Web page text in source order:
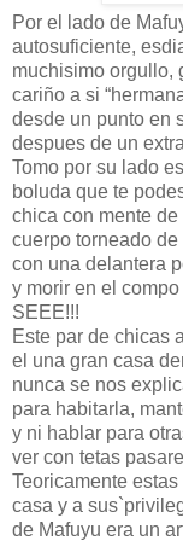
Por el lado de
autosuficiente,
muchisimo orgullo,
cariño a si
desde un punto en
despues de un
Tomo por su lado
boluda que te
chica con mente
cuerpo torneado
con una delantera
y morir en el
SEEE!!!
Este par de chicas
el una gran casa
nunca se nos
para habitarla,
y ni hablar para
ver con tetas
Teoricamente
casa y a
de Mafuyu era un